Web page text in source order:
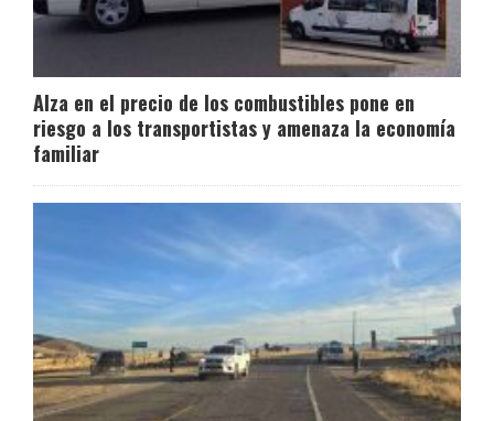
Alza en el precio de los combustibles pone en
riesgo a los transportistas y amenaza la economía
familiar